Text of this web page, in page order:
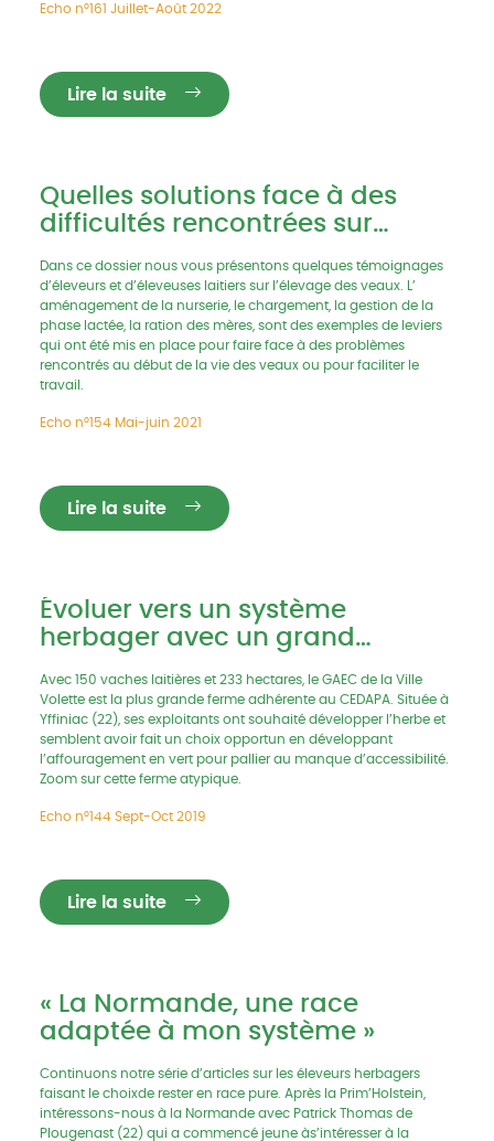
Echo n°161 Juillet-Août 2022
Lire la suite
Quelles solutions face à des
difficultés rencontrées sur
Dans ce dossier nous vous présentons quelques témoignages
d’éleveurs et d’éleveuses laitiers sur l’élevage des veaux. L’
aménagement de la nurserie, le chargement, la gestion de la
phase lactée, la ration des mères, sont des exemples de leviers
qui ont été mis en place pour faire face à des problèmes
rencontrés au début de la vie des veaux ou pour faciliter le
travail.
Echo n°154 Mai-juin 2021
Lire la suite
Évoluer vers un système
herbager avec un grand
Avec 150 vaches laitières et 233 hectares, le GAEC de la Ville
Volette est la plus grande ferme adhérente au CEDAPA. Située à
Yffiniac (22), ses exploitants ont souhaité développer l’herbe et
semblent avoir fait un choix opportun en développant
l’affouragement en vert pour pallier au manque d’accessibilité.
Zoom sur cette ferme atypique.
Echo n°144 Sept-Oct 2019
Lire la suite
« La Normande, une race
adaptée à mon système »
Continuons notre série d’articles sur les éleveurs herbagers
faisant le choixde rester en race pure. Après la Prim’Holstein,
intéressons-nous à la Normande avec Patrick Thomas de
Plougenast (22) qui a commencé jeune às’intéresser à la